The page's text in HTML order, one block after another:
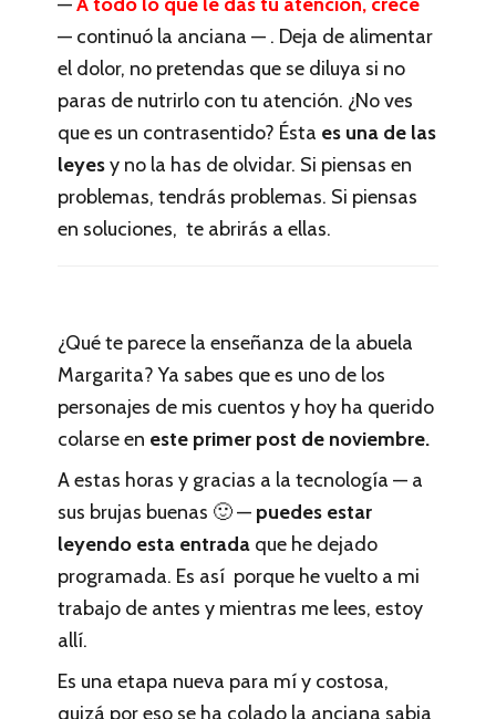
— continuó la anciana — . Deja de alimentar
el dolor, no pretendas que se diluya si no
paras de nutrirlo con tu atención. ¿No ves
que es un contrasentido? Ésta es una de las
leyesy no la has de olvidar. Si piensas en
problemas, tendrás problemas. Si piensas
en soluciones, te abrirás a ellas.
¿Qué te parece la enseñanza de la abuela
Margarita? Ya sabes que es uno de los
personajes de mis cuentos y hoy ha querido
colarse en este primer post de noviembre.
A estas horas y gracias a la tecnología — a
sus brujas buenas 🙂 — puedes estar
leyendo esta entrada que he dejado
programada. Es así porque he vuelto a mi
trabajo de antes y mientras me lees, estoy
allí.
Es una etapa nueva para mí y costosa,
quizá por eso se ha colado la anciana sabia